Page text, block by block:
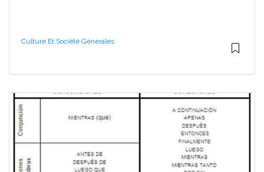
Culture Et Société Générales